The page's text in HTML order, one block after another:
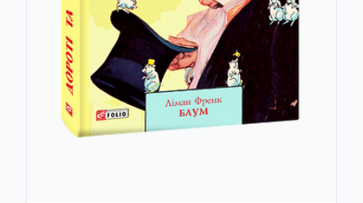
Історія міст та регіонів України
Історія України в романах
Історія цивілізації
Карта світу
Класика економічної думки
Генрік Сенкевич (Henryk Sienkiewicz)
Веллс Герберт (Herbert Wells)
Анна-Леена Херконен (Herkonen Anna-Leena)
Герман Мелвілл (Herman Melville)
Геродіан (Herodianus)